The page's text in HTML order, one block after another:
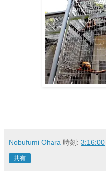
Nobufumi Ohara 時刻: 3:16:00
共有